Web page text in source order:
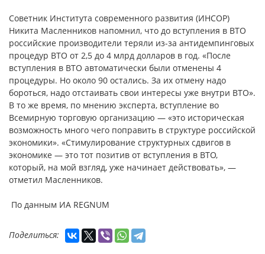
Советник Института современного развития (ИНСОР)
Никита Масленников напомнил, что до вступления в ВТО
российские производители теряли из-за антидемпинговых
процедур ВТО от 2,5 до 4 млрд долларов в год. «После
вступления в ВТО автоматически были отменены 4
процедуры. Но около 90 остались. За их отмену надо
бороться, надо отстаивать свои интересы уже внутри ВТО».
В то же время, по мнению эксперта, вступление во
Всемирную торговую организацию — «это историческая
возможность много чего поправить в структуре российской
экономики». «Стимулирование структурных сдвигов в
экономике — это тот позитив от вступления в ВТО,
который, на мой взгляд, уже начинает действовать», —
отметил Масленников.
По данным ИА REGNUM
Поделиться: